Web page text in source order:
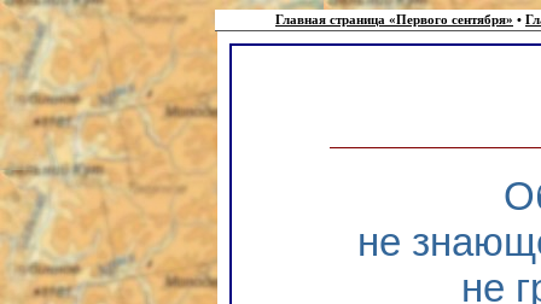
Главная страница «Первого сентября» •
не
не